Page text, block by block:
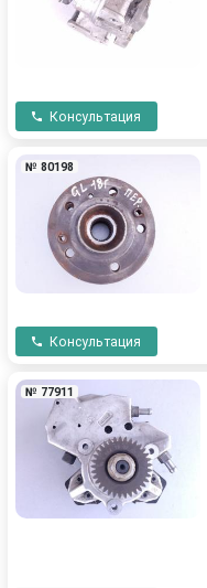
Консультация
№ 80198
Консультация
№ 77911